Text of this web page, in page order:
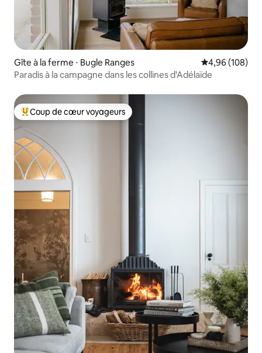
Gîte à la ferme ⋅ Bugle Ranges Évaluation
4,96 (108)
Paradis à la campagne dans les collines d'Adélaïde
Coups de cœur voyageurs les plus appréciés
Coup de cœur voyageurs